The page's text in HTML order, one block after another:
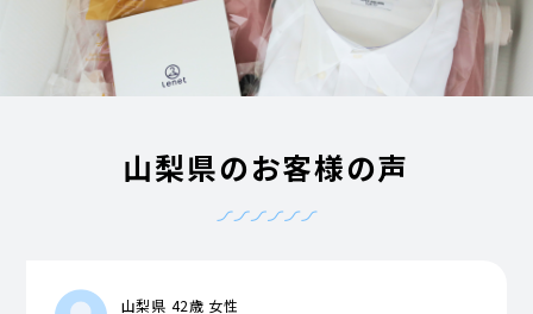
山梨県のお客様の声
山梨県 42歳 女性